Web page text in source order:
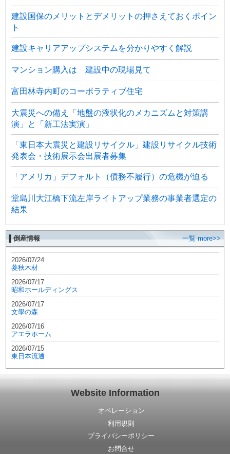
建設国保のメリットとデメリットの押さえておくポイン
ト
建設キャリアアップシステムを分かりやすく解説
マンション購入は 建設中の現場見て
富田林寺内町のコーポラティブ住宅
大震災への備え「地盤の液状化のメカニズムと対策講
演」と「新工法実演」
「東日本大震災と建設リサイクル」建設リサイクル技術
発表会・技術展示会出展者募集
「アメリカ」デフォルト（債務不履行）の危機が迫る
堂島川大江橋下流左岸ライトアップ業務の事業者選定の
結果
▌倒産情報 一覧 more>>
2026/07/24
菱秋木材
2026/07/17
昭和ホールディングス
2026/07/17
文學の森
2026/07/16
アエラホーム
2026/07/15
東日本流通
Website Information
オペレーション
利用規則
プライバシーポリシー
お問合せ